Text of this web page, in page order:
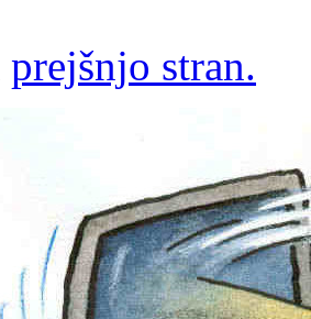
prejšnjo stran.